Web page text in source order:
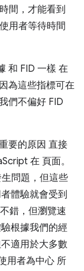
間，才能看到
用者等待時間
和 FID 一樣 在
為這些指標可在
們不偏好 FID
要的原因 直接
在 頁面。
問題，但這些
體驗就會受到
錯，但瀏覽速
根據我們的經
適用於大多數
用者為中心 所